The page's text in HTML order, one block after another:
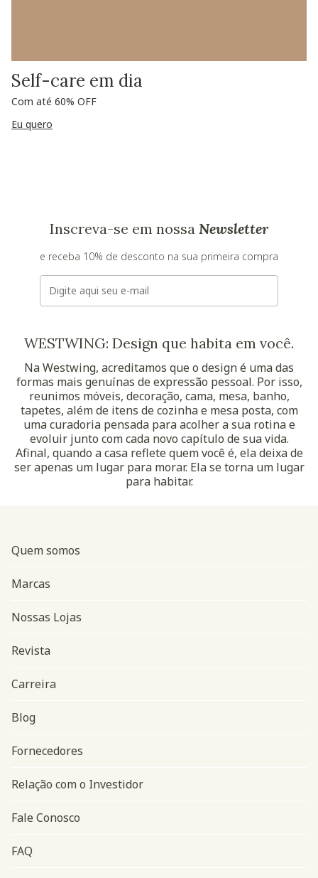
Self-care em dia
Com até 60% OFF
Eu quero
Inscreva-se em nossa Newsletter
e receba 10% de desconto na sua primeira compra
E-mail
WESTWING: Design que habita em você.
Na Westwing, acreditamos que o design é uma das
formas mais genuínas de expressão pessoal. Por isso,
reunimos móveis, decoração, cama, mesa, banho,
tapetes, além de itens de cozinha e mesa posta, com
uma curadoria pensada para acolher a sua rotina e
evoluir junto com cada novo capítulo de sua vida.
Afinal, quando a casa reflete quem você é, ela deixa de
ser apenas um lugar para morar. Ela se torna um lugar
para habitar.
Navegação do rodapé
Quem somos
Marcas
Nossas Lojas
Revista
Carreira
Blog
Fornecedores
Relação com o Investidor
Fale Conosco
FAQ